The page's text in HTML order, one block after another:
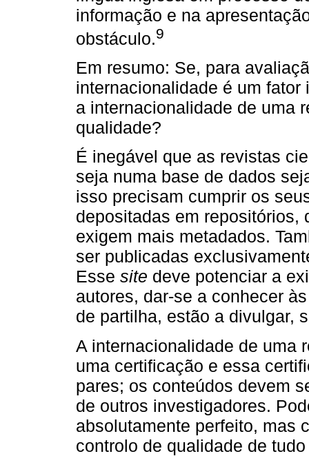
informação e na
obstáculo.9
Em resumo: Se, para
internacionalidade é um
a internacionalidade de uma
qualidade?
É inegável que as revistas
seja numa base de dados
isso precisam cumprir os
depositadas em repositórios,
exigem mais metadados.
ser publicadas
Esse site deve potenciar a
autores, dar-se a conhecer
de partilha, estão a divulgar,
A internacionalidade de uma
uma certificação e essa
pares; os conteúdos devem
de outros investigadores.
absolutamente perfeito, mas
controlo de qualidade de